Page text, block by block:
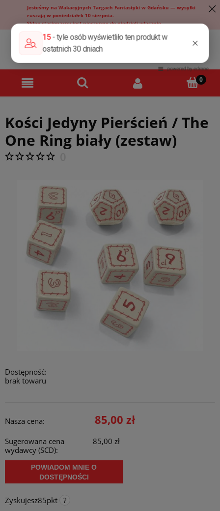
Jesteśmy na Wakacyjnych Targach Fantastyki w Gdańsku — wysyłki
ruszają w poniedziałek 10 sierpnia.
Sklep stacjonarny jest nieczynny do niedzieli włącznie.
Kości Jedyny Pierścień / The
One Ring biały (zestaw)
Dostępność:
brak towaru
Nasza cena: 85,00 zł
Sugerowana cena
wydawcy (SCD):
85,00 zł
POWIADOM MNIE O
DOSTĘPNOŚCI
Zyskujesz85pkt